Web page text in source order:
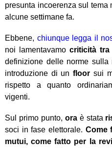
presunta incoerenza sul tema
alcune settimane fa.
Ebbene, chiunque legga il
noi lamentavamocriticità
definizione delle norme sulla
introduzione di unfloor sui
rispetto a quanto
vigenti.
Sul primo punto, oraè stata
soci in fase elettorale. Come
mutui, come fatto per la